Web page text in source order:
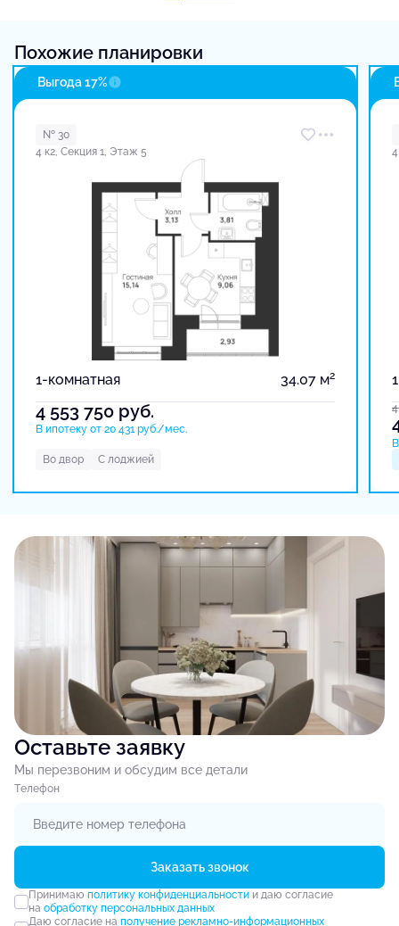
Похожие планировки
Выгода 17%
№ 30
4 к2, Секция 1, Этаж 5
1-комнатная 34.07 м2
4 553 750 руб.
В ипотеку от 20 431 руб./мес.
Во двор С лоджией
Оставьте заявку
Мы перезвоним и обсудим все детали
Tелефон
Заказать звонок
Принимаю политику конфиденциальностии даю согласие
на обработку персональных данных
Даю согласие на получение рекламно-информационных